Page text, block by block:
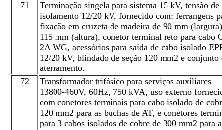
71
Terminação singela para sistema 15 kV, tensão de
isolamento 12/20 kV, fornecido com: ferrangens
fixação em cruzeta de madeira de 90 mm
115 mm (altura), conetor terminal reto para cabo
2A WG, acessórios para saída de cabo isolado
12/20 kV, blindado de seção 120 mm2 e conjunto
aterramento.
72
Transformador trifásico para serviços auxiliares
13800-460V, 60Hz, 750 kVA, uso externo
com conetores terminais para cabo isolado de
120 mm2 para as buchas de AT, e conetores
para 3 cabos isolados de cobre de 300 mm2 para